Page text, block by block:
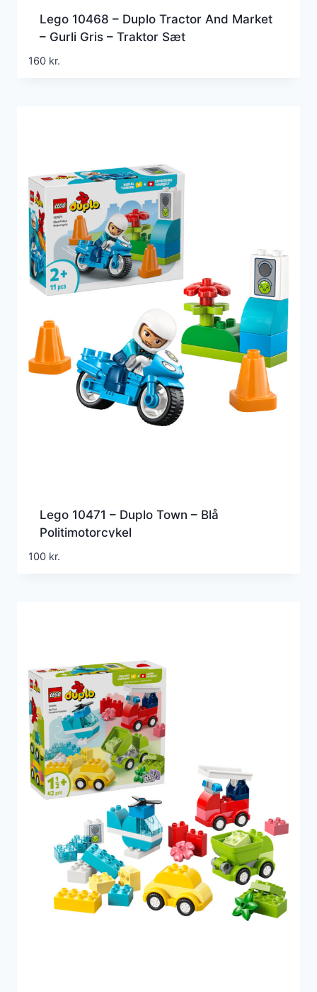
Lego 10468 – Duplo Tractor And Market
– Gurli Gris – Traktor Sæt
160 kr.
Lego 10471 – Duplo Town – Blå
Politimotorcykel
100 kr.